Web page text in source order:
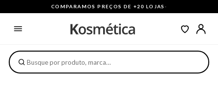
COMPARAMOS PREÇOS DE +20 LOJAS ·